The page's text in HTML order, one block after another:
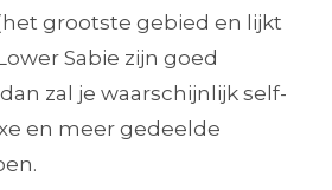
grootste gebied en lijkt
Sabie zijn goed
zal je waarschijnlijk self-
en meer gedeelde